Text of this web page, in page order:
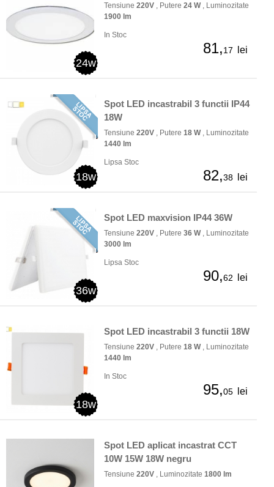
24w
Tensiune 220V , Putere 24 W, Luminozitate
1900 lm
In Stoc
81,17 lei
18w
Spot LED incastrabil 3 functii IP44
18W
Tensiune 220V , Putere 18 W, Luminozitate
1440 lm
Lipsa Stoc
82,38 lei
36w
Spot LED maxvision IP44 36W
Tensiune 220V , Putere 36 W, Luminozitate
3000 lm
Lipsa Stoc
90,62 lei
18w
Spot LED incastrabil 3 functii 18W
Tensiune 220V , Putere 18 W, Luminozitate
1440 lm
In Stoc
95,05 lei
Spot LED aplicat incastrat CCT
10W 15W 18W negru
Tensiune 220V , Luminozitate 1800 lm